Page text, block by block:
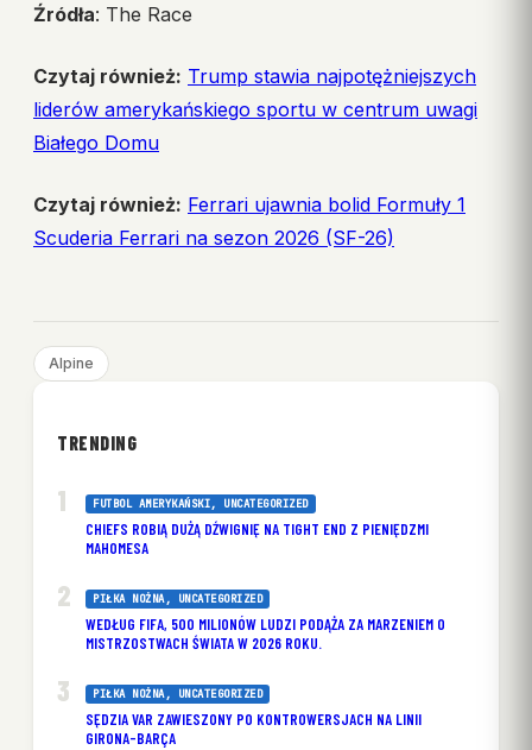
Źródła: The Race
Czytaj również: Trump stawia najpotężniejszych
liderów amerykańskiego sportu w centrum uwagi
Białego Domu
Czytaj również: Ferrari ujawnia bolid Formuły 1
Scuderia Ferrari na sezon 2026 (SF-26)
Alpine
TRENDING
FUTBOL AMERYKAŃSKI, UNCATEGORIZED
CHIEFS ROBIĄ DUŻĄ DŹWIGNIĘ NA TIGHT END Z PIENIĘDZMI
MAHOMESA
PIŁKA NOŻNA, UNCATEGORIZED
WEDŁUG FIFA, 500 MILIONÓW LUDZI PODĄŻA ZA MARZENIEM O
MISTRZOSTWACH ŚWIATA W 2026 ROKU.
PIŁKA NOŻNA, UNCATEGORIZED
SĘDZIA VAR ZAWIESZONY PO KONTROWERSJACH NA LINII
GIRONA-BARÇA